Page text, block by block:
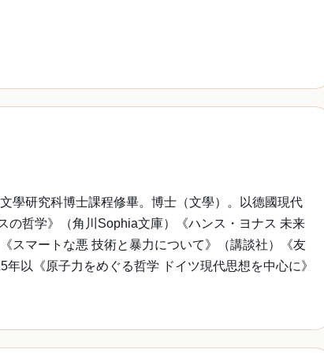
學研究科博士課程修畢。博士（文學）。以德國現代
の哲学》（角川Sophia文庫）《ハンス・ヨナス 未来
スマートな悪 技術と暴力について》（講談社）《友
以《原子力をめぐる哲学 ドイツ現代思想を中心に》